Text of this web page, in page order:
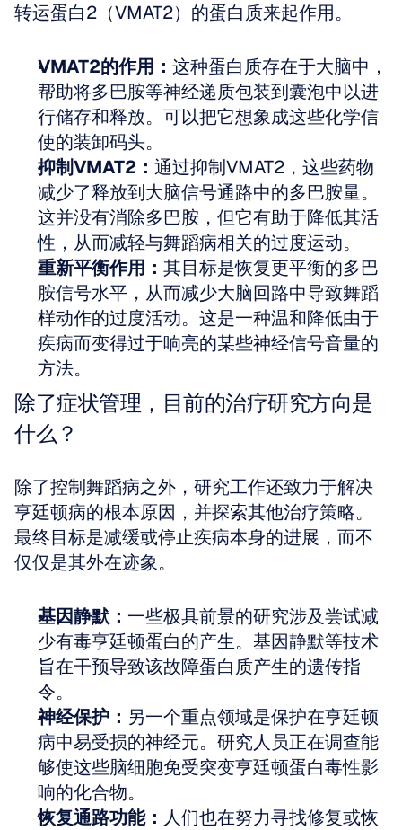
转运蛋白2（VMAT2）的蛋白质来起作用。
VMAT2的作用： 这种蛋白质存在于大脑中，
帮助将多巴胺等神经递质包装到囊泡中以进
行储存和释放。可以把它想象成这些化学信
使的装卸码头。
抑制VMAT2： 通过抑制VMAT2，这些药物
减少了释放到大脑信号通路中的多巴胺量。
这并没有消除多巴胺，但它有助于降低其活
性，从而减轻与舞蹈病相关的过度运动。
重新平衡作用： 其目标是恢复更平衡的多巴
胺信号水平，从而减少大脑回路中导致舞蹈
样动作的过度活动。这是一种温和降低由于
疾病而变得过于响亮的某些神经信号音量的
方法。
除了症状管理，目前的治疗研究方向是
什么？
除了控制舞蹈病之外，研究工作还致力于解决
亨廷顿病的根本原因，并探索其他治疗策略。
最终目标是减缓或停止疾病本身的进展，而不
仅仅是其外在迹象。
基因静默： 一些极具前景的研究涉及尝试减
少有毒亨廷顿蛋白的产生。基因静默等技术
旨在干预导致该故障蛋白质产生的遗传指
令。
神经保护： 另一个重点领域是保护在亨廷顿
病中易受损的神经元。研究人员正在调查能
够使这些脑细胞免受突变亨廷顿蛋白毒性影
响的化合物。
恢复通路功能： 人们也在努力寻找修复或恢